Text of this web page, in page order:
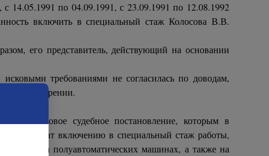
14.05.1991 по 04.09.1991, с 23.09.1991 по 12.08.1992
включить в специальный стаж Колосова В.В.
его представитель, действующий на основании
требованиями не согласилась по доводам,
удовлетворении.
делу новое судебное постановление, которым в
не подлежат включению в специальный стаж работы,
сварке, на полуавтоматических машинах, а также на